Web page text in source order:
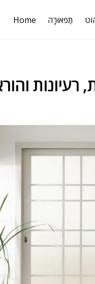
Home תַפאוּרָה